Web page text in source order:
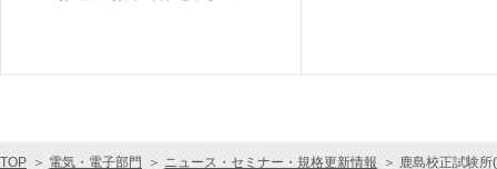
TOP ＞ 電気・電子部門 ＞ ニュース・セミナー・規格更新情報 ＞ 鹿島校正試験